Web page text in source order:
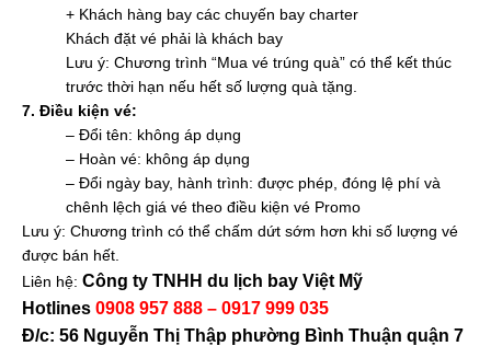
+ Khách hàng bay các chuyến bay charter
Khách đặt vé phải là khách bay
Lưu ý: Chương trình “Mua vé trúng quà” có thể kết thúc
trước thời hạn nếu hết số lượng quà tặng.
7. Điều kiện vé:
– Đổi tên: không áp dụng
– Hoàn vé: không áp dụng
– Đổi ngày bay, hành trình: được phép, đóng lệ phí và
chênh lệch giá vé theo điều kiện vé Promo
Lưu ý: Chương trình có thể chấm dứt sớm hơn khi số lượng vé
được bán hết.
Liên hệ: Công ty TNHH du lịch bay Việt Mỹ
Hotlines 0908 957 888 – 0917 999 035
Đ/c: 56 Nguyễn Thị Thập phường Bình Thuận quận 7